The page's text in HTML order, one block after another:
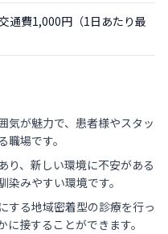
通費1,000円（1日あたり最
気が魅力で、患者様やスタッ
場です。
り、新しい環境に不安がある
みやすい環境です。
する地域密着型の診療を行っ
接することができます。